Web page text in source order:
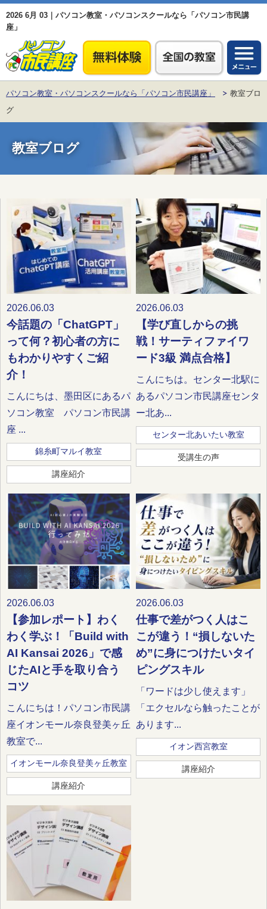
2026 6月 03｜パソコン教室・パソコンスクールなら「パソコン市民講
座」
パソコン教室・パソコンスクールなら「パソコン市民講座」
教室ブロ
グ
教室ブログ
2026.06.03
今話題の「ChatGPT」
って何？初心者の方に
もわかりやすくご紹
介！
こんにちは、墨田区にあるパ
ソコン教室 パソコン市民講
座 ...
錦糸町マルイ教室
講座紹介
2026.06.03
【学び直しからの挑
戦！サーティファイワ
ード3級 満点合格】
こんにちは。センター北駅に
あるパソコン市民講座センタ
ー北あ...
センター北あいたい教室
受講生の声
2026.06.03
【参加レポート】わく
わく学ぶ！「Build with
AI Kansai 2026」で感
じたAIと手を取り合う
コツ
こんにちは！パソコン市民講
座イオンモール奈良登美ヶ丘
教室で...
イオンモール奈良登美ヶ丘教室
講座紹介
2026.06.03
仕事で差がつく人はこ
こが違う！“損しないた
め”に身につけたいタイ
ピングスキル
「ワードは少し使えます」
「エクセルなら触ったことが
あります...
イオン西宮教室
講座紹介